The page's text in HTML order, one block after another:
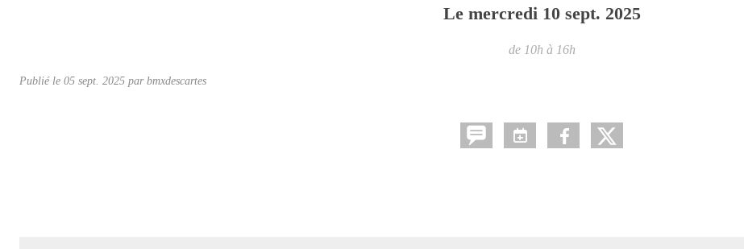
Le mercredi 10 sept. 2025
de 10h à 16h
Publié le 05 sept. 2025 parbmxdescartes